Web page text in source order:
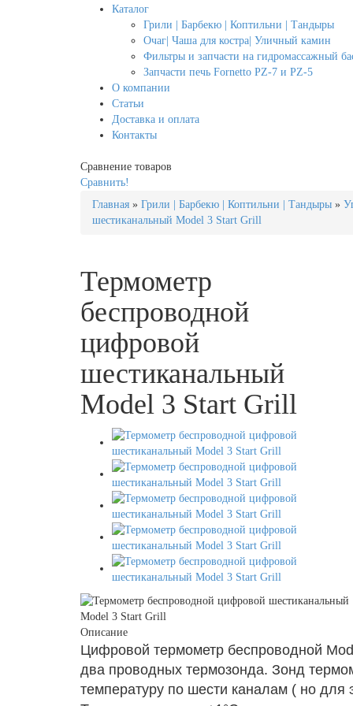
Каталог
Грили | Барбекю | Коптильни | Тандыры
Очаг| Чаша для костра| Уличный камин
Фильтры и запчасти на гидромассажный
Запчасти печь Fornetto PZ-7 и PZ-5
О компании
Статьи
Доставка и оплата
Контакты
Сравнение товаров
Сравнить!
Главная » Грили | Барбекю | Коптильни | Тандыры »
шестиканальный Model 3 Start Grill
Термометр
беспроводной
цифровой
шестиканальный
Model 3 Start Grill
Описание
Цифровой термометр беспроводной
два проводных термозонда. Зонд
температуру по шести каналам ( но для